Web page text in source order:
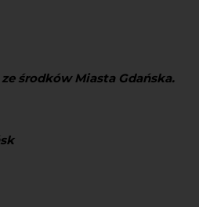
środków Miasta Gdańska.